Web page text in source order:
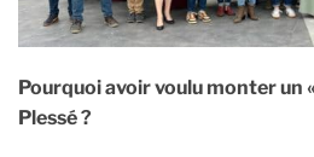
Pourquoi avoir voulu monter un
Plessé ?